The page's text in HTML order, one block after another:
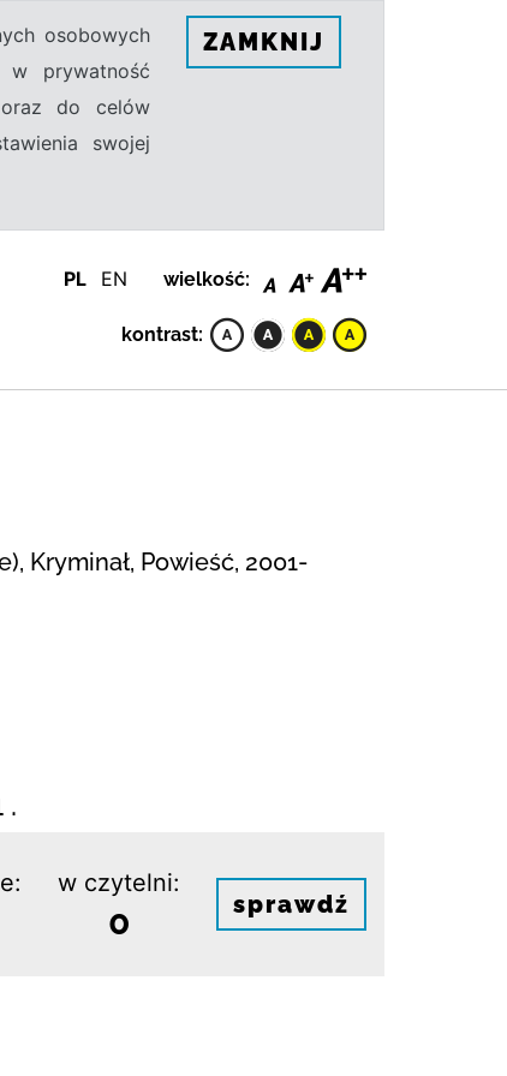
osobowych
w prywatność
do celów
swojej
ZAMKNIJ
PL EN wielkość:
kontrast:
Kryminał, Powieść, 2001-
.
w czytelni:
0 sprawdź